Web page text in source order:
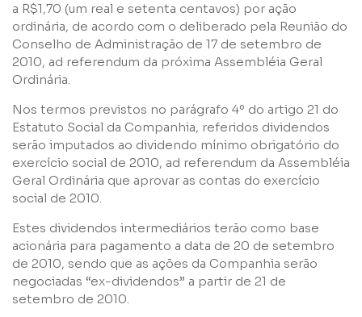
a R$1,70 (um real e setenta centavos) por ação
ordinária, de acordo com o deliberado pela Reunião do
Conselho de Administração de 17 de setembro de
2010, ad referendum da próxima Assembléia Geral
Ordinária.
Nos termos previstos no parágrafo 4º do artigo 21 do
Estatuto Social da Companhia, referidos dividendos
serão imputados ao dividendo mínimo obrigatório do
exercício social de 2010, ad referendum da Assembléia
Geral Ordinária que aprovar as contas do exercício
social de 2010.
Estes dividendos intermediários terão como base
acionária para pagamento a data de 20 de setembro
de 2010, sendo que as ações da Companhia serão
negociadas “ex-dividendos” a partir de 21 de
setembro de 2010.
E-mail